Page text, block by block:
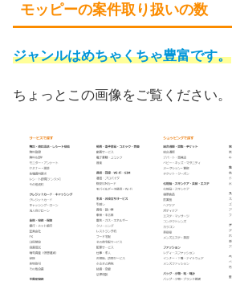
モッピーの案件取り扱いの数
ジャンルはめちゃくちゃ豊富です。
ちょっとこの画像をご覧ください。